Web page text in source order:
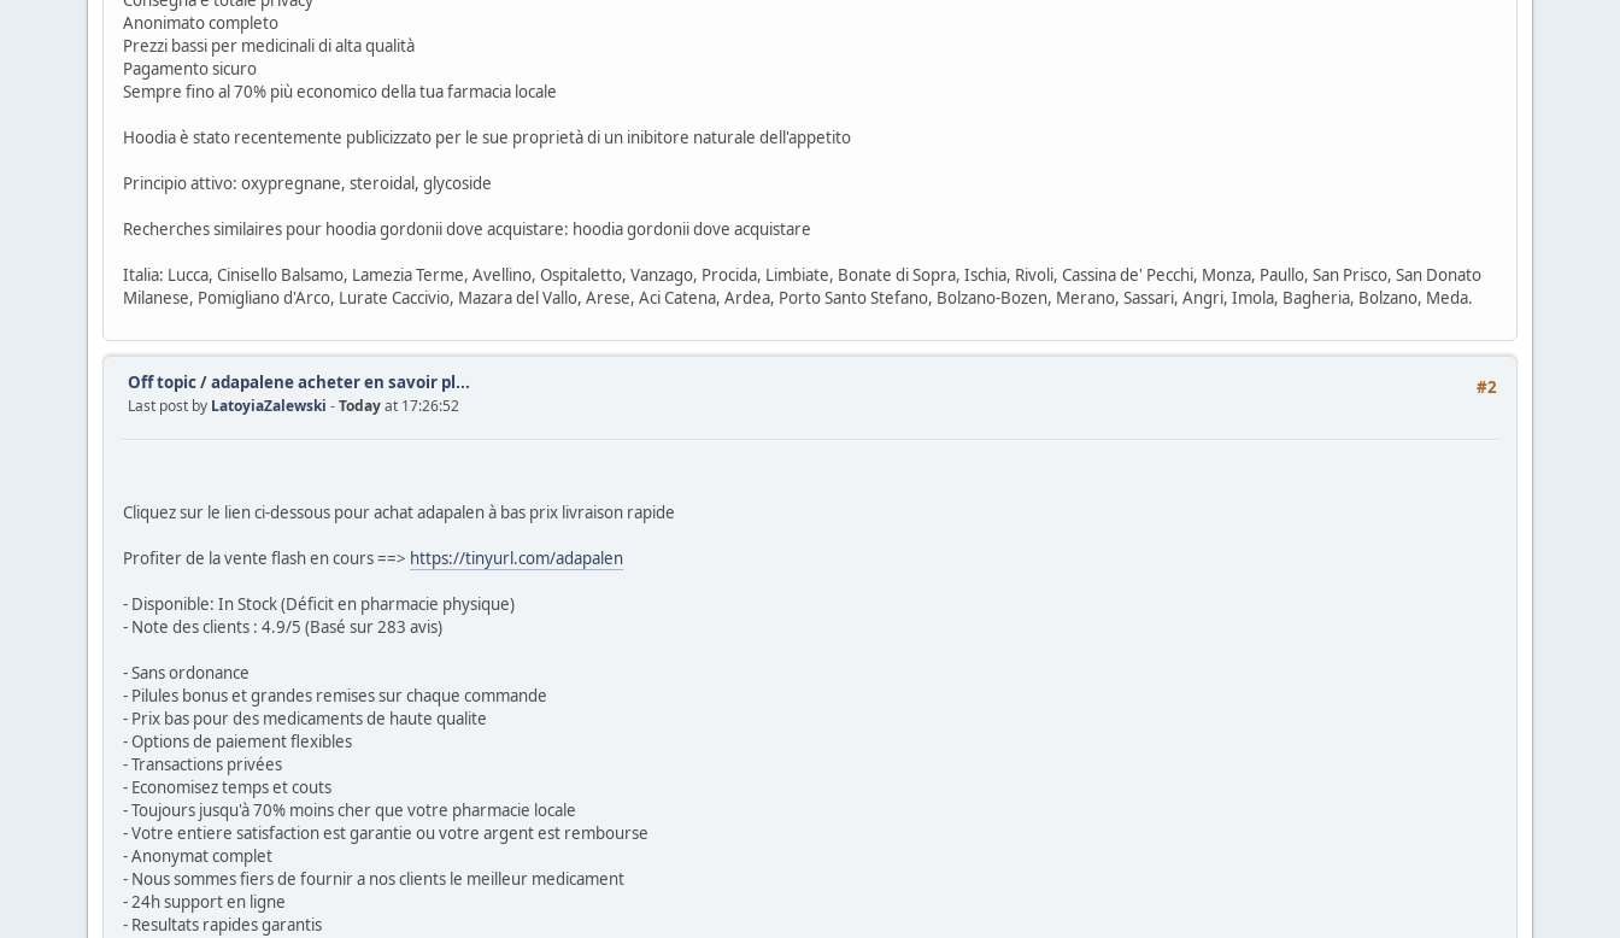
Anonimato completo
Prezzi bassi per medicinali di alta qualità
Pagamento sicuro
Sempre fino al 70% più economico della tua farmacia locale
Hoodia è stato recentemente publicizzato per le sue proprietà di un inibitore naturale dell'appetito
Principio attivo: oxypregnane, steroidal, glycoside
Recherches similaires pour hoodia gordonii dove acquistare: hoodia gordonii dove acquistare
Italia: Lucca, Cinisello Balsamo, Lamezia Terme, Avellino, Ospitaletto, Vanzago, Procida, Limbiate, Bonate di Sopra, Ischia, Rivoli, Cassina de' Pecchi, Monza, Paullo, San Prisco, San Donato
Milanese, Pomigliano d'Arco, Lurate Caccivio, Mazara del Vallo, Arese, Aci Catena, Ardea, Porto Santo Stefano, Bolzano-Bozen, Merano, Sassari, Angri, Imola, Bagheria, Bolzano, Meda.
#2
Off topic/adapalene acheter en savoir pl...
Last post by LatoyiaZalewski -Todayat 17:26:52
Cliquez sur le lien ci-dessous pour achat adapalen à bas prix livraison rapide
Profiter de la vente flash en cours ==> https://tinyurl.com/adapalen
- Disponible: In Stock (Déficit en pharmacie physique)
- Note des clients : 4.9/5 (Basé sur 283 avis)
- Sans ordonance
- Pilules bonus et grandes remises sur chaque commande
- Prix bas pour des medicaments de haute qualite
- Options de paiement flexibles
- Transactions privées
- Economisez temps et couts
- Toujours jusqu'à 70% moins cher que votre pharmacie locale
- Votre entiere satisfaction est garantie ou votre argent est rembourse
- Anonymat complet
- Nous sommes fiers de fournir a nos clients le meilleur medicament
- 24h support en ligne
- Resultats rapides garantis